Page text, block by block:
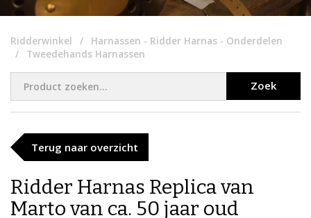
Ridderwinkel
Harnassen - Ridder Harnas - Onderdelen
Tweedehands Harnassen
Zoek
Terug naar overzicht
Ridder Harnas Replica van
Marto van ca. 50 jaar oud